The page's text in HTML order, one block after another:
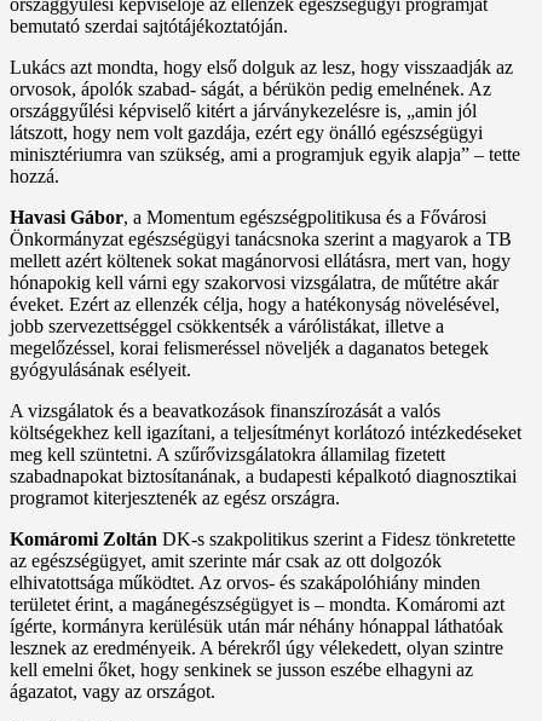
országgyűlési képviselője az ellenzék egészségügyi programját
bemutató szerdai sajtótájékoztatóján.
Lukács azt mondta, hogy első dolguk az lesz, hogy visszaadják az
orvosok, ápolók szabad- ságát, a bérükön pedig emelnének. Az
országgyűlési képviselő kitért a járványkezelésre is, „amin jól
látszott, hogy nem volt gazdája, ezért egy önálló egészségügyi
minisztériumra van szükség, ami a programjuk egyik alapja” – tette
hozzá.
Havasi Gábor, a Momentum egészségpolitikusa és a Fővárosi
Önkormányzat egészségügyi tanácsnoka szerint a magyarok a TB
mellett azért költenek sokat magánorvosi ellátásra, mert van, hogy
hónapokig kell várni egy szakorvosi vizsgálatra, de műtétre akár
éveket. Ezért az ellenzék célja, hogy a hatékonyság növelésével,
jobb szervezettséggel csökkentsék a várólistákat, illetve a
megelőzéssel, korai felismeréssel növeljék a daganatos betegek
gyógyulásának esélyeit.
A vizsgálatok és a beavatkozások finanszírozását a valós
költségekhez kell igazítani, a teljesítményt korlátozó intézkedéseket
meg kell szüntetni. A szűrővizsgálatokra államilag fizetett
szabadnapokat biztosítanának, a budapesti képalkotó diagnosztikai
programot kiterjesztenék az egész országra.
Komáromi Zoltán DK-s szakpolitikus szerint a Fidesz tönkretette
az egészségügyet, amit szerinte már csak az ott dolgozók
elhivatottsága működtet. Az orvos- és szakápolóhiány minden
területet érint, a magánegészségügyet is – mondta. Komáromi azt
ígérte, kormányra kerülésük után már néhány hónappal láthatóak
lesznek az eredményeik. A bérekről úgy vélekedett, olyan szintre
kell emelni őket, hogy senkinek se jusson eszébe elhagyni az
ágazatot, vagy az országot.